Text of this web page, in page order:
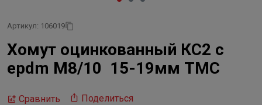
Артикул: 106019
Хомут оцинкованный КС2 с
epdm M8/10 15-19мм ТМС
Сравнить Поделиться